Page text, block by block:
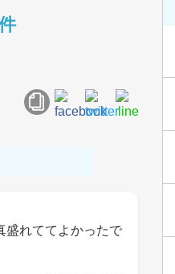
盛れててよかったで